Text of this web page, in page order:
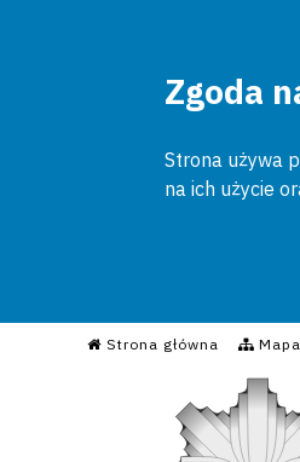
Zgoda
Strona używa
na ich użycie
Strona główna